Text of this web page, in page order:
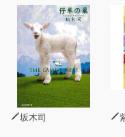
●ハートランド、シ
●生存圏、パン・イ
●日英同盟が「マッ
●なぜ戦後日本で地政
●日米“シー・パワー
る
●冷戦終焉をめぐる
坂木司